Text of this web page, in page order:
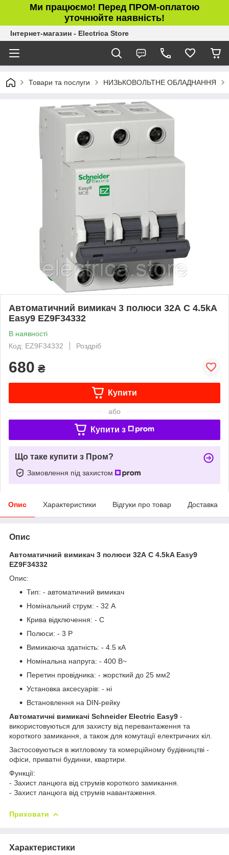
Ми працюємо! Перед ПРОМ-оплатою
уточнюйте наявність!
Інтернет-магазин - Electrica Store
Товари та послуги НИЗЬКОВОЛЬТНЕ ОБЛАДНАННЯ
Автоматичний вимикач 3 полюси 32А C 4.5kA
Easy9 EZ9F34332
В наявності
Код: EZ9F34332
Роздріб
680 ₴
Купити
або
Купити з
Що таке купити з Пром?
Замовлення під захистом
Опис Характеристики Відгуки про товар Доставка
Опис
Автоматичний вимикач 3 полюси 32А C 4.5kA Easy9
EZ9F34332
Опис:
Тип: - автоматичний вимикач
Номінальний струм: - 32 А
Крива відключення: - C
Полюси: - 3 P
Вимикаюча здатність: - 4.5 кА
Номінальна напруга: - 400 В~
Перетин провідника: - жорсткий до 25 мм2
Установка аксесуарів: - ні
Встановлення на DIN-рейку
Автоматичні вимикачі Schneider Electric Easy9 -
використовуються для захисту від перевантаження та
короткого замикання, а також для комутації електричних кіл.
Застосовуються в житловому та комерційному будівництві -
офіси, приватні будинки, квартири.
Функції:
- Захист ланцюга від струмів короткого замикання.
- Захист ланцюга від струмів навантаження.
Приховати
Характеристики